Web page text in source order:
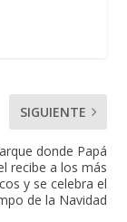
SIGUIENTE
donde Papá
recibe a los más
y se celebra el
de la Navidad